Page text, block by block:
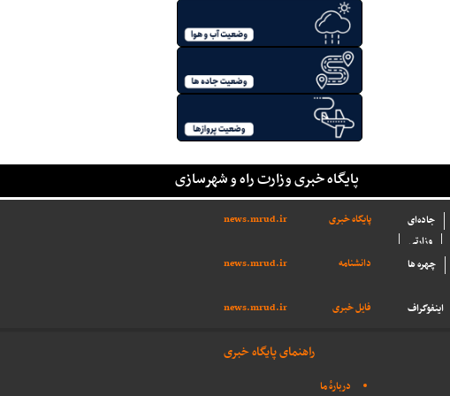
پایگاه خبری وزارت راه و شهرسازی
پایگاه خبری news.mrud.ir جاده‌ای
وزارتی
دانشنامه
news.mrud.ir چهره ها
فایل خبری news.mrud.ir اینفوگراف
راهنمای پایگاه خبری
دربارهٔ ما